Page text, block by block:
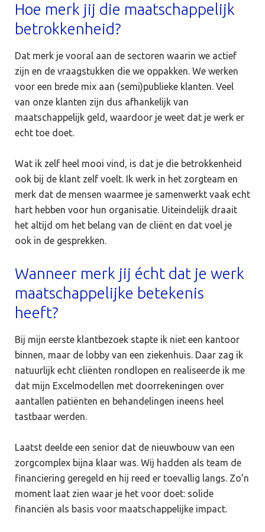
Hoe merk jij die maatschappelijk
betrokkenheid?
Dat merk je vooral aan de sectoren waarin we actief
zijn en de vraagstukken die we oppakken. We werken
voor een brede mix aan (semi)publieke klanten. Veel
van onze klanten zijn dus afhankelijk van
maatschappelijk geld, waardoor je weet dat je werk er
echt toe doet.
Wat ik zelf heel mooi vind, is dat je die betrokkenheid
ook bij de klant zelf voelt. Ik werk in het zorgteam en
merk dat de mensen waarmee je samenwerkt vaak echt
hart hebben voor hun organisatie. Uiteindelijk draait
het altijd om het belang van de cliënt en dat voel je
ook in de gesprekken.
Wanneer merk jij écht dat je werk
maatschappelijke betekenis
heeft?
Bij mijn eerste klantbezoek stapte ik niet een kantoor
binnen, maar de lobby van een ziekenhuis. Daar zag ik
natuurlijk echt cliënten rondlopen en realiseerde ik me
dat mijn Excelmodellen met doorrekeningen over
aantallen patiënten en behandelingen ineens heel
tastbaar werden.
Laatst deelde een senior dat de nieuwbouw van een
zorgcomplex bijna klaar was. Wij hadden als team de
financiering geregeld en hij reed er toevallig langs. Zo’n
moment laat zien waar je het voor doet: solide
financiën als basis voor maatschappelijke impact.